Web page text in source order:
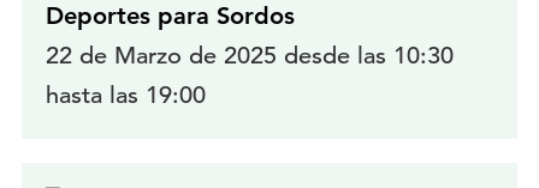
Deportes para Sordos
22 de Marzo de 2025 desde las 10:30
hasta las 19:00